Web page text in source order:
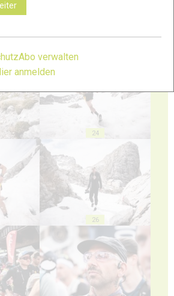
24
26
Abo verwalten
anmelden